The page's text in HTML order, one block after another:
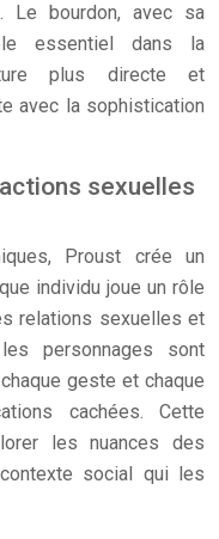
Le bourdon, avec sa
essentiel dans la
plus directe et
avec la sophistication
sexuelles
Proust crée un
individu joue un rôle
relations sexuelles et
personnages sont
geste et chaque
cachées. Cette
les nuances des
social qui les